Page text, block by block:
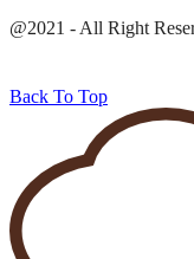
@2021 - All Right
Back To Top